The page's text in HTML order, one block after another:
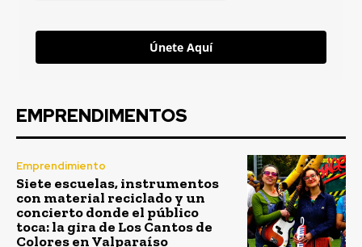
Únete Aquí
EMPRENDIMENTOS
Emprendimiento
Siete escuelas, instrumentos
con material reciclado y un
concierto donde el público
toca: la gira de Los Cantos de
Colores en Valparaíso